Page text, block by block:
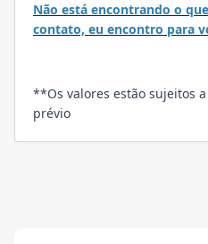
Não está encontrando o
contato, eu encontro para
**Os valores estão sujeitos
prévio